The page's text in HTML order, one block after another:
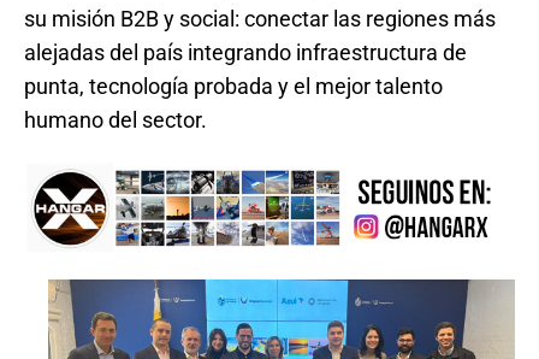
su misión B2B y social: conectar las regiones más
alejadas del país integrando infraestructura de
punta, tecnología probada y el mejor talento
humano del sector.